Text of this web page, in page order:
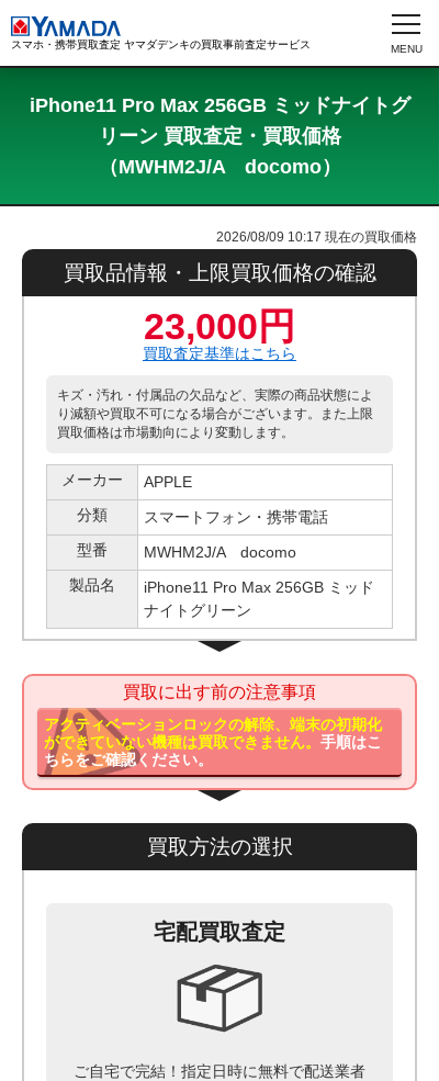
スマホ・携帯買取査定 ヤマダデンキの買取事前査定サービス
iPhone11 Pro Max 256GB ミッドナイトグ
リーン 買取査定・買取価格
（MWHM2J/A docomo）
2026/08/09 10:17 現在の買取価格
買取品情報・上限買取価格の確認
23,000円
買取査定基準はこちら
キズ・汚れ・付属品の欠品など、実際の商品状態によ
り減額や買取不可になる場合がございます。また上限
買取価格は市場動向により変動します。
メーカー
APPLE
分類
スマートフォン・携帯電話
型番
MWHM2J/A docomo
製品名
iPhone11 Pro Max 256GB ミッド
ナイトグリーン
買取に出す前の注意事項
アクティベーションロックの解除、端末の初期化
ができていない機種は買取できません。手順はこ
ちらをご確認ください。
買取方法の選択
宅配買取査定
ご自宅で完結！指定日時に無料で配送業者